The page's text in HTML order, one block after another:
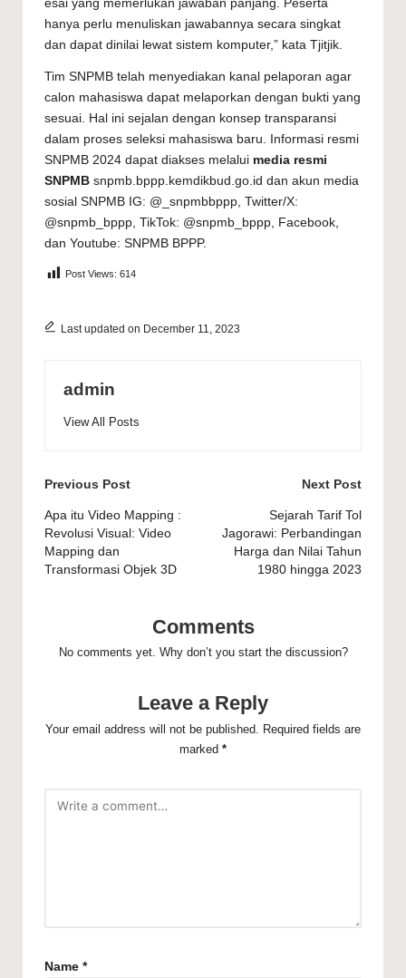
esai yang memerlukan jawaban panjang. Peserta
hanya perlu menuliskan jawabannya secara singkat
dan dapat dinilai lewat sistem komputer,” kata Tjitjik.
Tim SNPMB telah menyediakan kanal pelaporan agar
calon mahasiswa dapat melaporkan dengan bukti yang
sesuai. Hal ini sejalan dengan konsep transparansi
dalam proses seleksi mahasiswa baru. Informasi resmi
SNPMB 2024 dapat diakses melalui media resmi
SNPMB snpmb.bppp.kemdikbud.go.id dan akun media
sosial SNPMB IG: @_snpmbbppp, Twitter/X:
@snpmb_bppp, TikTok: @snpmb_bppp, Facebook,
dan Youtube: SNPMB BPPP.
Post Views: 614
Last updated on December 11, 2023
admin
View All Posts
Post
navigation
Previous Post
Apa itu Video Mapping :
Revolusi Visual: Video
Mapping dan
Transformasi Objek 3D
Next Post
Sejarah Tarif Tol
Jagorawi: Perbandingan
Harga dan Nilai Tahun
1980 hingga 2023
Comments
No comments yet. Why don’t you start the discussion?
Leave a Reply
Your email address will not be published. Required fields are
marked *
Name *